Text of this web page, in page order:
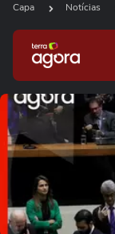
Capa Notícias
Ops!